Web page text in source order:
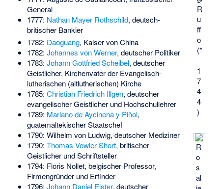
R
u
ff
o
(*
1
7
4
4
)
R
o
s
al
General
1777: Nathan Mayer Rothschild, deutsch-
britischer Bankier
1782: Daoguang, Kaiser von China
1782: Johannes von Werner, deutscher Politiker
1783: Johann Gottfried Scheibel, deutscher
Geistlicher, Kirchenvater der Evangelisch-
lutherischen (altlutherischen) Kirche
1785: Christian Friedrich Illgen, deutscher
evangelischer Geistlicher und Hochschullehrer
1789: Mariano de Aycinena y Piñol,
guatemaltekischer Staatschef
1790: Wilhelm von Ludwig, deutscher Mediziner
1790: Thomas Vowler Short, britischer
Geistlicher und Schriftsteller
1794: Floris Nollet, belgischer Professor,
Firmengründer und Erfinder
1796: Johann Daniel Elster, deutscher